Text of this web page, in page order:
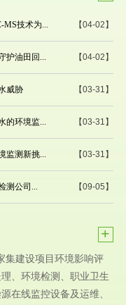
【04-02】
MS技术为...
【04-02】
护油田回...
【03-31】
威胁
【03-31】
的环境监...
【03-31】
监测新挑...
【09-05】
测公司...
+
建设项目环境影响评
、环境检测、职业卫生
在线监控设备及运维、